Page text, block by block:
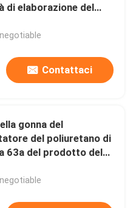
di elaborazione del
della colata dello
Contattaci
gonna del
del poliuretano di
63a del prodotto del
del nastro